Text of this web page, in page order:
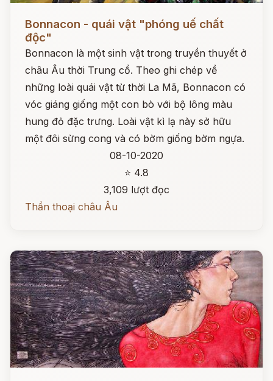
Bonnacon - quái vật "phóng uế chất
độc"
Bonnacon là một sinh vật trong truyền thuyết ở
châu Âu thời Trung cổ. Theo ghi chép về
những loài quái vật từ thời La Mã, Bonnacon có
vóc giáng giống một con bò với bộ lông màu
hung đỏ đặc trưng. Loài vật kì lạ này sở hữu
một đôi sừng cong và có bờm giống bờm ngựa.
08-10-2020
⭐ 4.8
3,109 lượt đọc
Thần thoại châu Âu